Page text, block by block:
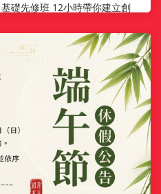
礎先修班 12小時帶你建立創